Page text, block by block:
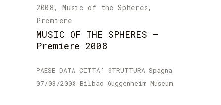
2008,Music of the Spheres,
Premiere
MUSIC OF THE SPHERES –
Premiere 2008
PAESE DATA CITTA’ STRUTTURA Spagna
07/03/2008 Bilbao Guggenheim Museum